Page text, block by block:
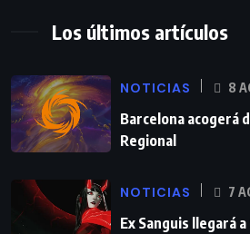
Los últimos artículos
NOTICIAS 8
Barcelona acogerá
Regional
NOTICIAS 7
Ex Sanguis llegará